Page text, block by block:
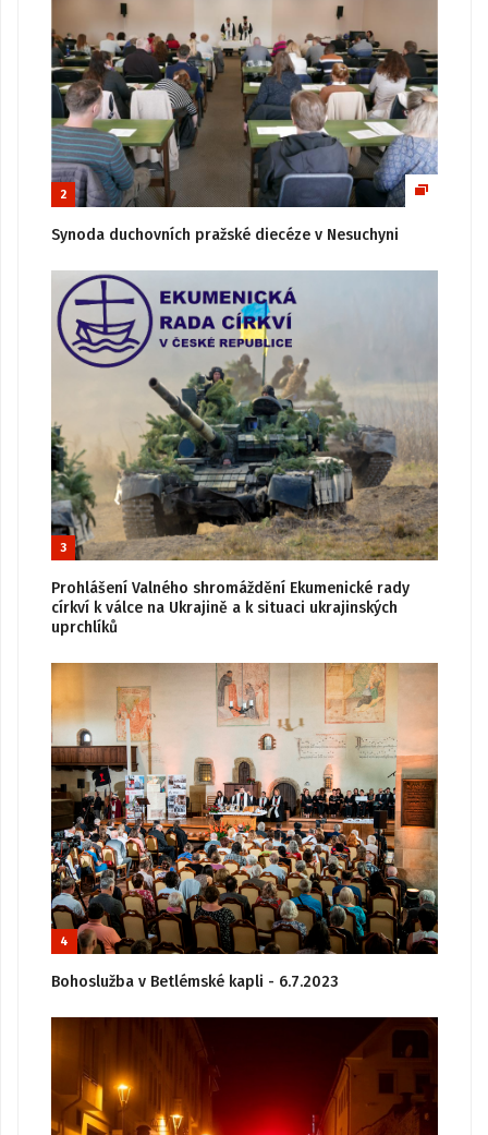
2
Synoda duchovních pražské diecéze v Nesuchyni
3
Prohlášení Valného shromáždění Ekumenické rady
církví k válce na Ukrajině a k situaci ukrajinských
uprchlíků
4
Bohoslužba v Betlémské kapli - 6.7.2023